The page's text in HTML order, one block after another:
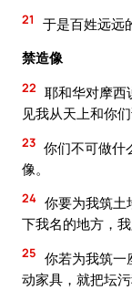
21
于是百姓远远
禁造像
22 耶和华对摩西
见我从天上和你们
23 你们不可做什
像。
24 你要为我筑土
下我名的地方，
25 你若为我筑一
动家具，就把坛污